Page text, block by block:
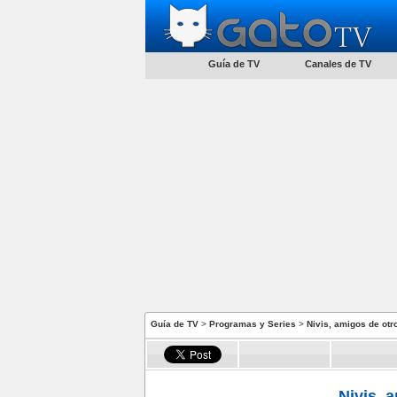
Guía de TV Canales de TV
Guía de TV > Programas y Series > Nivis, amigos de